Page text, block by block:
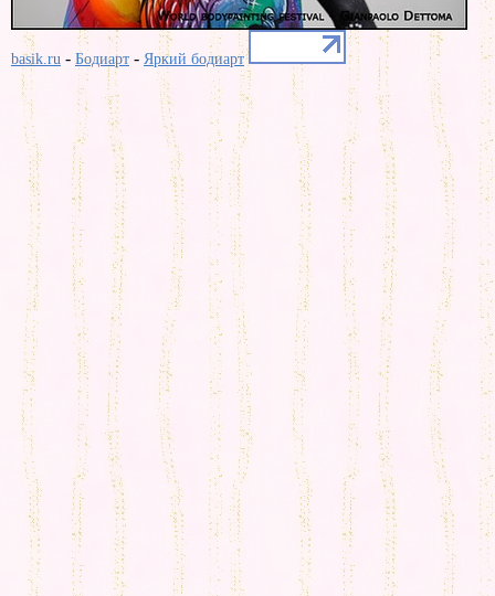
basik.ru - Бодиарт - Яркий бодиарт